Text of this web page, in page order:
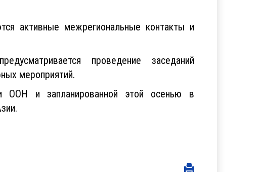
активные межрегиональные контакты и
проведение заседаний
мероприятий.
ООН и запланированной этой осенью в